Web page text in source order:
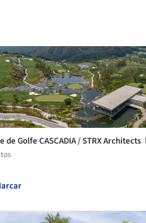
de Golfe CASCADIA / STRX Architects